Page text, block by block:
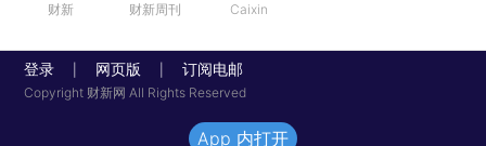
财新 财新周刊 Caixin
登录 网页版 订阅电邮
Copyright 财新网 All Rights Reserved
App 内打开